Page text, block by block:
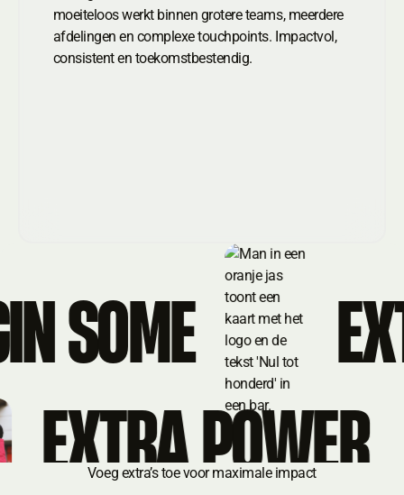
moeiteloos werkt binnen grotere teams, meerdere
afdelingen en complexe touchpoints. Impactvol,
consistent en toekomstbestendig.
PLUGIN SOME
Voeg extra’s toe voor maximale impact